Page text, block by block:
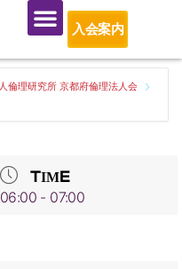
入会案内
倫理研究所 京都府倫理法人会
TIME
06:00 - 07:00